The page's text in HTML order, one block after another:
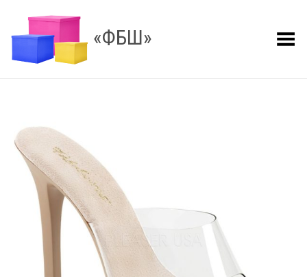
«ФБШ» Показать меню